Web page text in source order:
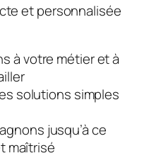
et personnalisée
à votre métier et à
solutions simples
jusqu’à ce
maîtrisé